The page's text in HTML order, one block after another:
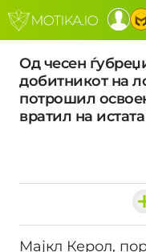
Од чесен
добитникот на
потрошил
вратил на
Мајкл Керол,